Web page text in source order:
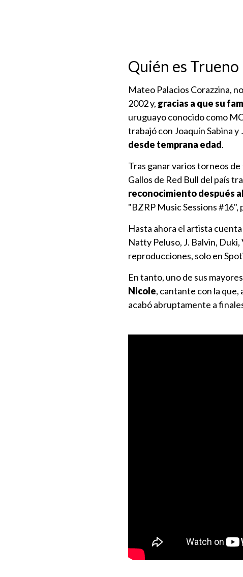
Quién es Trueno
Mateo Palacios Corazzina,
2002 y, gracias a que su
uruguayo conocido como
trabajó con Joaquín Sabina
desde temprana edad.
Tras ganar varios torneos
Gallos de Red Bull del país
reconocimiento después
"BZRP Music Sessions
Hasta ahora el artista
Natty Peluso, J. Balvin,
reproducciones, solo en
En tanto, uno de sus
Nicole, cantante con la que,
acabó abruptamente a